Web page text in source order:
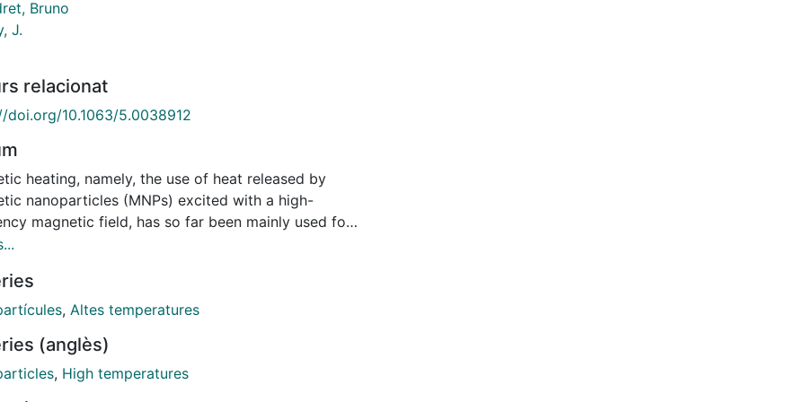
Bruno
J.
relacionat
doi.org/10.1063/5.0038912
heating, namely, the use of heat released by
nanoparticles (MNPs) excited with a high-
magnetic field, has so far been mainly used for
applications. More recently, it has been shown
them occurring at temperatures up to 700 °C.
exploitation of MNP heating properties requires
power up to high temperatures. Here, a setup to
such measurements is described based on the
, Altes temperatures
(anglès)
, High temperatures